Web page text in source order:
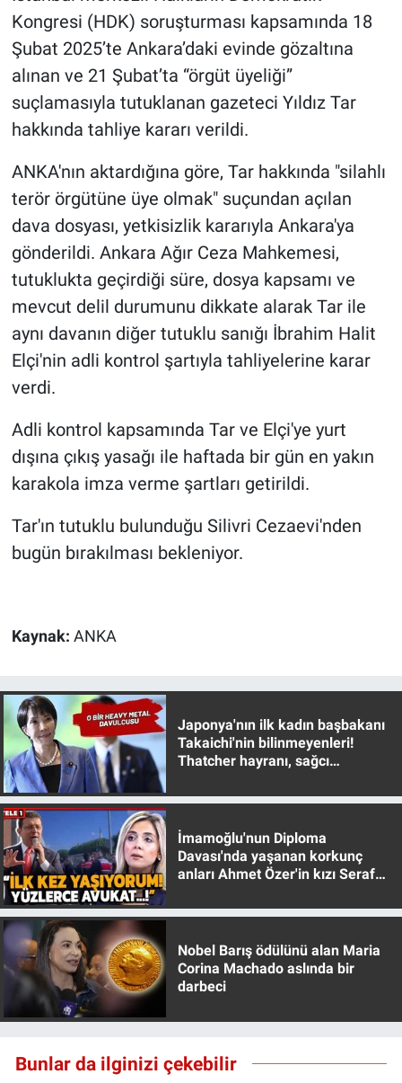
Kongresi (HDK) soruşturması kapsamında 18
Şubat 2025’te Ankara’daki evinde gözaltına
alınan ve 21 Şubat’ta “örgüt üyeliği”
suçlamasıyla tutuklanan gazeteci Yıldız Tar
hakkında tahliye kararı verildi.
ANKA'nın aktardığına göre, Tar hakkında "silahlı
terör örgütüne üye olmak" suçundan açılan
dava dosyası, yetkisizlik kararıyla Ankara'ya
gönderildi. Ankara Ağır Ceza Mahkemesi,
tutuklukta geçirdiği süre, dosya kapsamı ve
mevcut delil durumunu dikkate alarak Tar ile
aynı davanın diğer tutuklu sanığı İbrahim Halit
Elçi'nin adli kontrol şartıyla tahliyelerine karar
verdi.
Adli kontrol kapsamında Tar ve Elçi'ye yurt
dışına çıkış yasağı ile haftada bir gün en yakın
karakola imza verme şartları getirildi.
Tar'ın tutuklu bulunduğu Silivri Cezaevi'nden
bugün bırakılması bekleniyor.
Kaynak: ANKA
Japonya'nın ilk kadın başbakanı
Takaichi'nin bilinmeyenleri!
Thatcher hayranı, sağcı
İmamoğlu'nun Diploma
Davası'nda yaşanan korkunç
anları Ahmet Özer'in kızı Seraf
Nobel Barış ödülünü alan Maria
Corina Machado aslında bir
darbeci
Bunlar da ilginizi çekebilir
Haber
İlan
Kimdir
Kültür Sanat
Ne demişti
Nedir
Popüler
Programlar
Sağlık
Spor
Türkiye'nin Geleceği
Yerel Yaşam
Canlı Yayın